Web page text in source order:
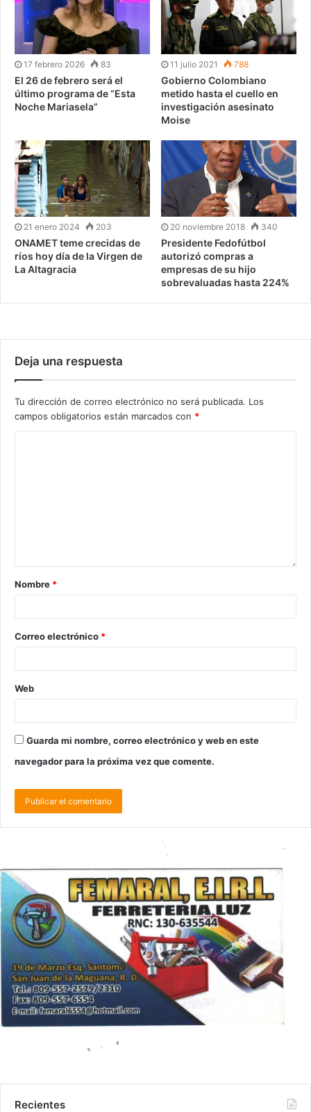
17 febrero 2026 83
El 26 de febrero será el
último programa de “Esta
Noche Mariasela”
11 julio 2021 788
Gobierno Colombiano
metido hasta el cuello en
investigación asesinato
Moise
21 enero 2024 203
ONAMET teme crecidas de
ríos hoy día de la Virgen de
La Altagracia
20 noviembre 2018 340
Presidente Fedofútbol
autorizó compras a
empresas de su hijo
sobrevaluadas hasta 224%
Deja una respuesta
Tu dirección de correo electrónico no será publicada. Los
campos obligatorios están marcados con *
Nombre *
Correo electrónico *
Web
Guarda mi nombre, correo electrónico y web en este
navegador para la próxima vez que comente.
Recientes